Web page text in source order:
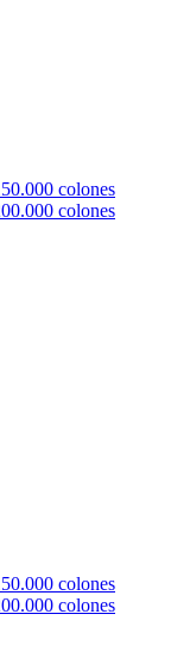
colones
colones
colones
colones